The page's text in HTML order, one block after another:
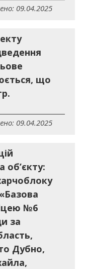
09.04.2025
що
09.04.2025
об’єкту:
№6
за
Дубно,